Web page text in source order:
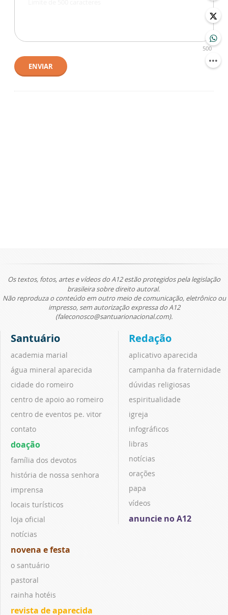
500
ENVIAR
Os textos, fotos, artes e vídeos do A12 estão protegidos pela legislação
brasileira sobre direito autoral.
Não reproduza o conteúdo em outro meio de comunicação, eletrônico ou
impresso, sem autorização expressa do A12
(faleconosco@santuarionacional.com).
Santuário
academia marial
água mineral aparecida
cidade do romeiro
centro de apoio ao romeiro
centro de eventos pe. vitor
contato
doação
família dos devotos
história de nossa senhora
imprensa
locais turísticos
loja oficial
notícias
novena e festa
o santuário
pastoral
rainha hotéis
revista de aparecida
Redação
aplicativo aparecida
campanha da fraternidade
dúvidas religiosas
espiritualidade
igreja
infográficos
libras
notícias
orações
papa
vídeos
anuncie no A12